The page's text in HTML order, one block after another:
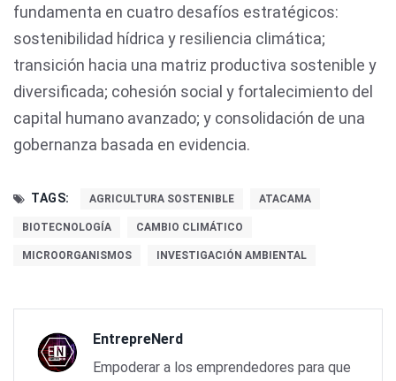
fundamenta en cuatro desafíos estratégicos:
sostenibilidad hídrica y resiliencia climática;
transición hacia una matriz productiva sostenible y
diversificada; cohesión social y fortalecimiento del
capital humano avanzado; y consolidación de una
gobernanza basada en evidencia.
TAGS: AGRICULTURA SOSTENIBLE ATACAMA
BIOTECNOLOGÍA CAMBIO CLIMÁTICO
MICROORGANISMOS INVESTIGACIÓN AMBIENTAL
EntrepreNerd
Empoderar a los emprendedores para que